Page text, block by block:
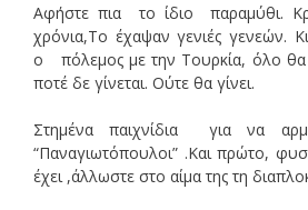
Αφήστε πια το ίδιο παραμύθι.
χρόνια,Το έχαψαν γενιές γενεών.
ο πόλεμος με την Τουρκία, όλο θα
ποτέ δε γίνεται. Ούτε θα γίνει.
Στημένα παιχνίδια για να
“Παναγιωτόπουλοι” .Και πρώτο,
έχει ,άλλωστε στο αίμα της τη